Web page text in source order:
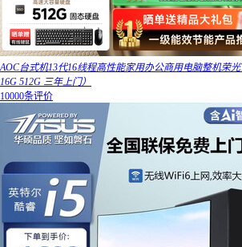
AOC台式机13代16线程高性能家用办公商用电脑整机荣
16G 512G 三年上门）
10000条评价